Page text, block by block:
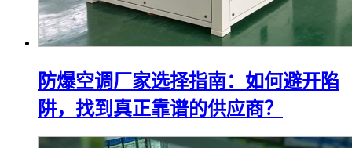
防爆空调厂家选择指南：如何避开陷
阱，找到真正靠谱的供应商？